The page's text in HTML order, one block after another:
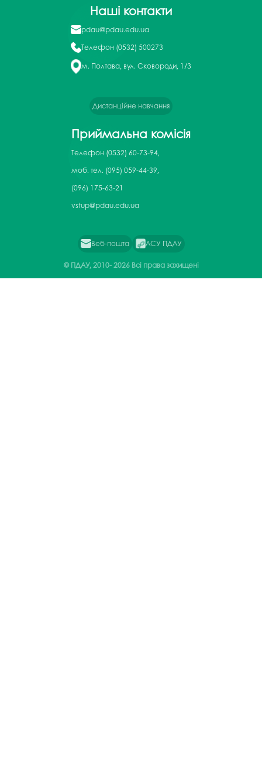
Наші контакти
pdau@pdau.edu.ua
Телефон (0532) 500273
м. Полтава, вул. Сковороди, 1/3
Дистанційне навчання
Приймальна комісія
Телефон (0532) 60-73-94,
моб. тел. (095) 059-44-39,
(096) 175-63-21
vstup@pdau.edu.ua
Веб-пошта АСУ ПДАУ
© ПДАУ, 2010-2026 Всі права захищені